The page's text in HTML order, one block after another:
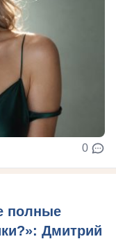
0
полные
Дмитрий